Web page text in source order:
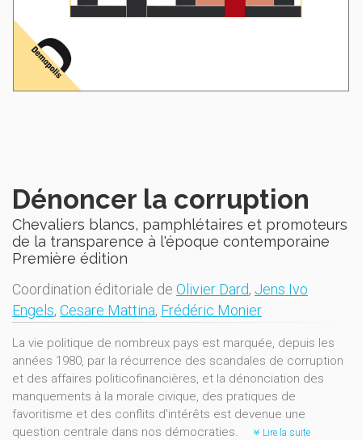
Dénoncer la corruption
Chevaliers blancs, pamphlétaires et promoteurs
de la transparence à l'époque contemporaine
Première édition
Coordination éditoriale de Olivier Dard, Jens Ivo
Engels, Cesare Mattina, Frédéric Monier
La vie politique de nombreux pays est marquée, depuis les
années 1980, par la récurrence des scandales de corruption
et des affaires politicofinancières, et la dénonciation des
manquements à la morale civique, des pratiques de
favoritisme et des conflits d'intérêts est devenue une
question centrale dans nos démocraties.
Lire la suite